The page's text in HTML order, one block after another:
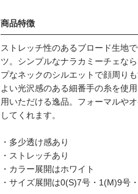
商品特徴
ストレッチ性のあるブロード生地
ツ。シンプルなナラカミーチェな
プなネックのシルエットで顔周り
よい光沢感のある細番手の糸を使
用いただける逸品。フォーマルや
してくれます。
・多少透け感あり
・ストレッチあり
・カラー展開はホワイト
・サイズ展開は0(S)7号・1(M)9号